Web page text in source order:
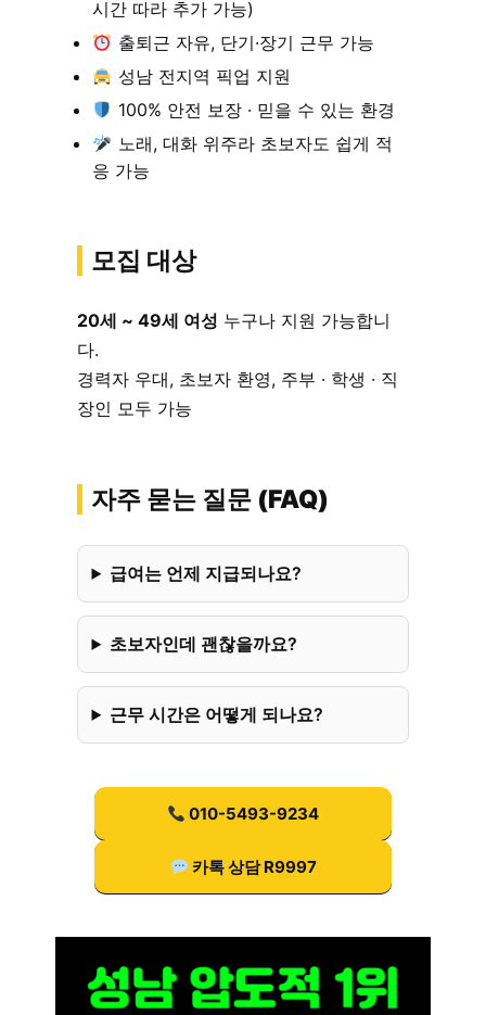
시간 따라 추가 가능)
출퇴근 자유, 단기·장기 근무 가능
성남 전지역 픽업 지원
100% 안전 보장 · 믿을 수 있는 환경
노래, 대화 위주라 초보자도 쉽게 적
응 가능
모집 대상
20세 ~ 49세 여성 누구나 지원 가능합니
다.
경력자 우대, 초보자 환영, 주부 · 학생 · 직
장인 모두 가능
자주 묻는 질문 (FAQ)
급여는 언제 지급되나요?
초보자인데 괜찮을까요?
근무 시간은 어떻게 되나요?
010-5493-9234
카톡 상담 R9997